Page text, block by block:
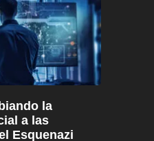
la
a las
Esquenazi